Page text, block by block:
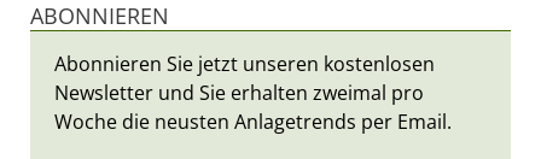
ABONNIEREN
Abonnieren Sie jetzt unseren kostenlosen
Newsletter und Sie erhalten zweimal pro
Woche die neusten Anlagetrends per Email.